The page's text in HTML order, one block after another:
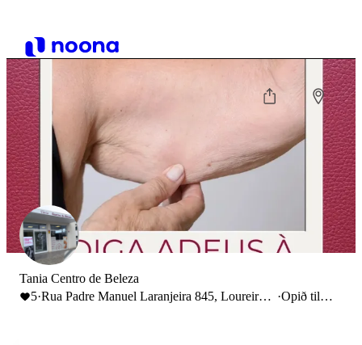
Tania Centro de Beleza
5·Rua Padre Manuel Laranjeira 845, Loureiro,
·Opið til